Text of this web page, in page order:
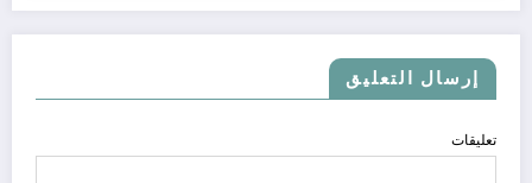
إرسال التعليق
تعليقات